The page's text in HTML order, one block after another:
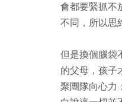
會都要緊抓不
不同，所以思
但是換個腦袋
的父母，孩子
聚團隊向心力